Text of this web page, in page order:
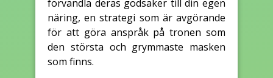
förvandla deras godsaker till din egen
näring, en strategi som är avgörande
för att göra anspråk på tronen som
den största och grymmaste masken
som finns.